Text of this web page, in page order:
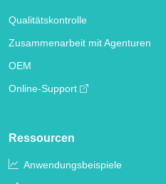
Qualitätskontrolle
Zusammenarbeit mit Agenturen
OEM
Online-Support
Ressourcen
Anwendungsbeispiele